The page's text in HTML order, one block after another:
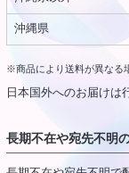
沖縄県
※商品により送料が異なる
日本国外へのお届けは
長期不在や宛先不明